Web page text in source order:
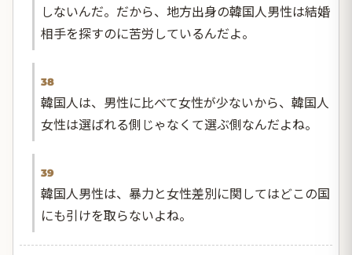
しないんだ。だから、地方出身の韓国人男性は結婚
相手を探すのに苦労しているんだよ。
38
韓国人は、男性に比べて女性が少ないから、韓国人
女性は選ばれる側じゃなくて選ぶ側なんだよね。
39
韓国人男性は、暴力と女性差別に関してはどこの国
にも引けを取らないよね。